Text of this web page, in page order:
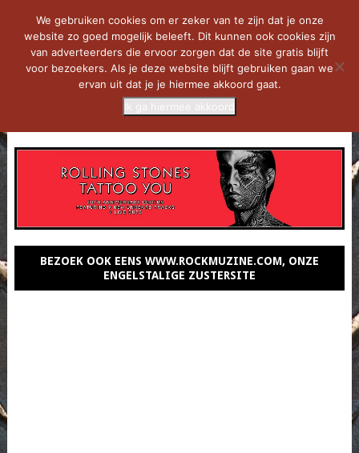
BEZOEK OOK EENS WWW.ROCKMUZINE.COM, ONZE
ENGELSTALIGE ZUSTERSITE
We gebruiken cookies om er zeker van te zijn dat je onze
website zo goed mogelijk beleeft. Dit kunnen ook cookies zijn
van adverteerders die ervoor zorgen dat de site gratis blijft
voor bezoekers. Als je deze website blijft gebruiken gaan we
ervan uit dat je je hiermee akkoord gaat.
Ik ga hiermee akkoord